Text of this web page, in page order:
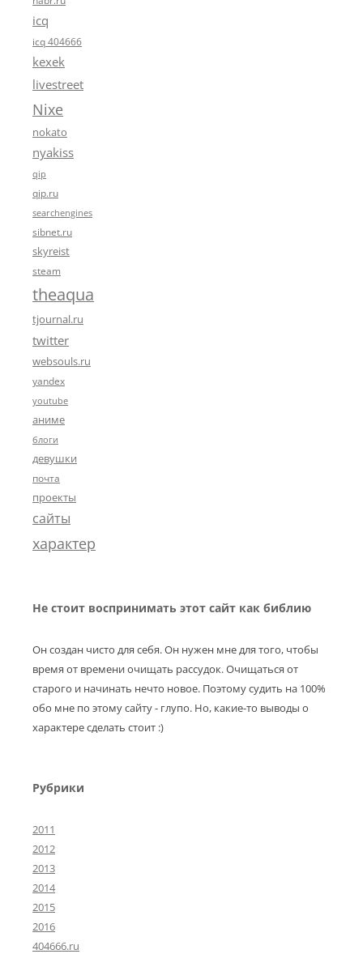
icq
icq 404666
kexek
livestreet
Nixe
nokato
nyakiss
qip
qip.ru
searchengines
sibnet.ru
skyreist
steam
theaqua
tjournal.ru
twitter
websouls.ru
yandex
youtube
аниме
блоги
девушки
почта
проекты
сайты
характер
Не стоит воспринимать этот сайт как библию
Он создан чисто для себя. Он нужен мне для того, чтобы
время от времени очищать рассудок. Очищаться от
старого и начинать нечто новое. Поэтому судить на 100%
обо мне по этому сайту - глупо. Но, какие-то выводы о
характере сделать стоит :)
Рубрики
2011
2012
2013
2014
2015
2016
404666.ru